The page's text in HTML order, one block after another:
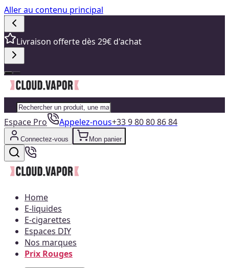
Aller au contenu principal
Livraison offerte dès 29€ d'achat
Espace Pro Appelez-nous+33 9 80 80 86 84
Connectez-vous Mon panier
Home
E-liquides
E-cigarettes
Espaces DIY
Nos marques
Prix Rouges